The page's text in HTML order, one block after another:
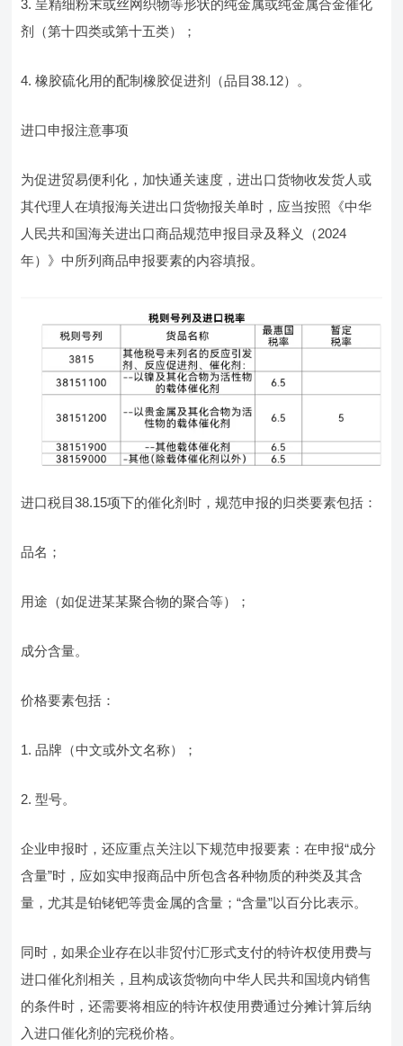
3. 呈精细粉末或丝网织物等形状的纯金属或纯金属合金催化
剂（第十四类或第十五类）；
4. 橡胶硫化用的配制橡胶促进剂（品目38.12）。
进口申报注意事项
为促进贸易便利化，加快通关速度，进出口货物收发货人或
其代理人在填报海关进出口货物报关单时，应当按照《中华
人民共和国海关进出口商品规范申报目录及释义（2024
年）》中所列商品申报要素的内容填报。
进口税目38.15项下的催化剂时，规范申报的归类要素包括：
品名；
用途（如促进某某聚合物的聚合等）；
成分含量。
价格要素包括：
1. 品牌（中文或外文名称）；
2. 型号。
企业申报时，还应重点关注以下规范申报要素：在申报“成分
含量”时，应如实申报商品中所包含各种物质的种类及其含
量，尤其是铂铑钯等贵金属的含量；“含量”以百分比表示。
同时，如果企业存在以非贸付汇形式支付的特许权使用费与
进口催化剂相关，且构成该货物向中华人民共和国境内销售
的条件时，还需要将相应的特许权使用费通过分摊计算后纳
入进口催化剂的完税价格。